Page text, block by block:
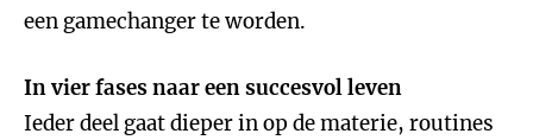
een gamechanger te worden.
In vier fases naar een succesvol leven
Ieder deel gaat dieper in op de materie, routines